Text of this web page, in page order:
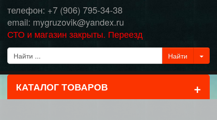
телефон: +7 (906) 795-34-38
email: mygruzovik@yandex.ru
СТО и магазин закрыты. Переезд
КАТАЛОГ ТОВАРОВ +